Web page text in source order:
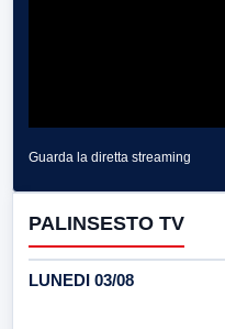
Guarda la diretta streaming
PALINSESTO TV
LUNEDI 03/08